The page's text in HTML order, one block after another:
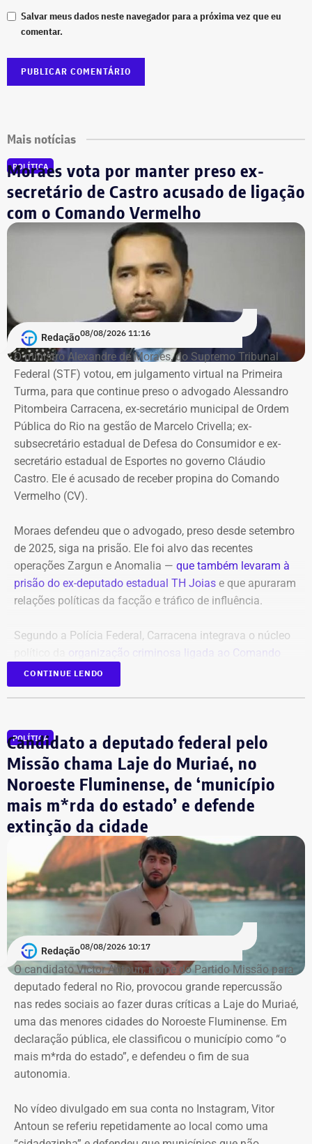
Salvar meus dados neste navegador para a próxima vez que eu
comentar.
Mais notícias
POLÍTICA
Moraes vota por manter preso ex-
secretário de Castro acusado de ligação
com o Comando Vermelho
Redação08/08/2026 11:16
O ministro Alexandre de Moraes, do Supremo Tribunal
Federal (STF) votou, em julgamento virtual na Primeira
Turma, para que continue preso o advogado Alessandro
Pitombeira Carracena, ex-secretário municipal de Ordem
Pública do Rio na gestão de Marcelo Crivella; ex-
subsecretário estadual de Defesa do Consumidor e ex-
secretário estadual de Esportes no governo Cláudio
Castro. Ele é acusado de receber propina do Comando
Vermelho (CV).
Moraes defendeu que o advogado, preso desde setembro
de 2025, siga na prisão. Ele foi alvo das recentes
operações Zargun e Anomalia — que também levaram à
prisão do ex-deputado estadual TH Joias e que apuraram
relações políticas da facção e tráfico de influência.
Segundo a Polícia Federal, Carracena integrava o núcleo
organização criminosa ligada ao Comando
Vermelhoe repassava informações privilegiadas sobre
operações policiais em áreas comandadas pela facção.
de Oliveira, o “Índio do Lixão”, apontado como um dos
chefes do CV, mantinha contato direto com o advogado.
Pedido da defesa de Carracena
O voto de Moraes foi dado no julgamento virtual de um
pedido da defesa de Carracena. Além da liberdade do ex-
secretário, os advogados querem que sejam
consideradas ilícitas provas encontradas pelas
investigações no celular do advogado. A alegação aponta
que os dados foram extraídos do aparelho sem o
acompanhamento de representantes da OAB e dos
advogados de defesa.
Moraes, porém, afastou a alegação de que teria havido
violação da cadeia de custódia das provas. Segundo o
ministro, não existem “quaisquer indícios ou evidências
concretas” que sustentem essa possibilidade. Ele
também descartou a hipótese de que o sigilo das
comunicações profissionais de Alessandro Carracena, na
Além de rejeitar o recurso da defesa de Carracena, o
CONTINUE LENDO
POLÍTICA
Candidato a deputado federal pelo
Missão chama Laje do Muriaé, no
Noroeste Fluminense, de ‘município
mais m*rda do estado’ e defende
extinção da cidade
Redação08/08/2026 10:17
O candidato Victor Antoun, nome do Partido Missão para
deputado federal no Rio, provocou grande repercussão
nas redes sociais ao fazer duras críticas a Laje do Muriaé,
uma das menores cidades do Noroeste Fluminense. Em
declaração pública, ele classificou o município como “o
mais m*rda do estado”, e defendeu o fim de sua
autonomia.
No vídeo divulgado em sua conta no Instagram, Vitor
Antoun se referiu repetidamente ao local como uma